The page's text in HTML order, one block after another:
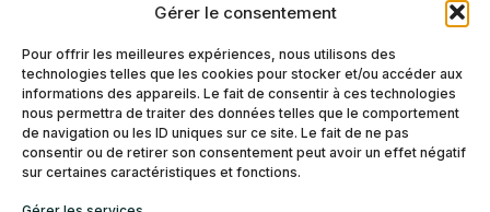
Gérer le consentement
Pour offrir les meilleures expériences, nous utilisons des
technologies telles que les cookies pour stocker et/ou accéder aux
informations des appareils. Le fait de consentir à ces technologies
nous permettra de traiter des données telles que le comportement
de navigation ou les ID uniques sur ce site. Le fait de ne pas
consentir ou de retirer son consentement peut avoir un effet négatif
sur certaines caractéristiques et fonctions.
Politique de
confidentialité
Politiques d’annulation et
de remboursement
Politique de cookies (CA)